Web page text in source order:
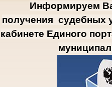
Информируем
получения судебных
кабинете Единого